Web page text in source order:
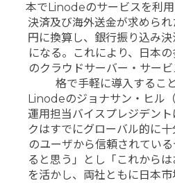
本でLinodeのサービスを利
決済及び海外送金が求めら
円に換算し、銀行振り込み
になる。これにより、日本
のクラウドサーバー・サー
格で手軽に導入するこ
Linodeのジョナサン・ヒル
運用担当バイスプレジデン
クはすでにグローバル的に
のユーザから信頼されてい
ると思う」とし「これから
を活かし、両社ともに日本